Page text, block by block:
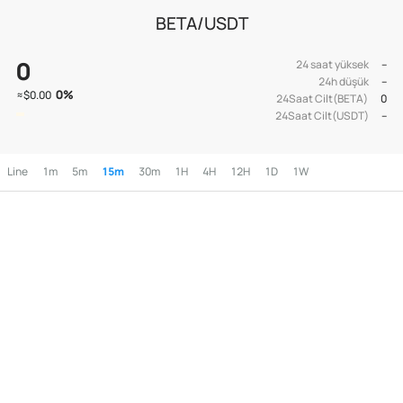
BETA/USDT
0
≈$0.00 0%
24 saat yüksek
--
24h düşük
--
24Saat Cilt(BETA)
0
24Saat Cilt(USDT)
--
Line 1m 5m 15m 30m 1H 4H 12H 1D 1W